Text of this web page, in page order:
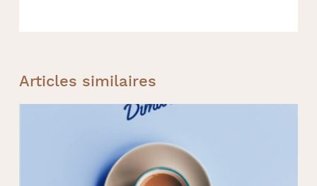
Articles similaires